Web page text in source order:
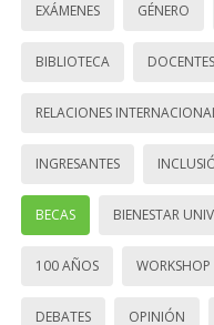
EXÁMENES GÉNERO
BIBLIOTECA DOCENTES
RELACIONES
INGRESANTES
BECAS BIENESTAR
100 AÑOS WORKSHOP
DEBATES OPINIÓN